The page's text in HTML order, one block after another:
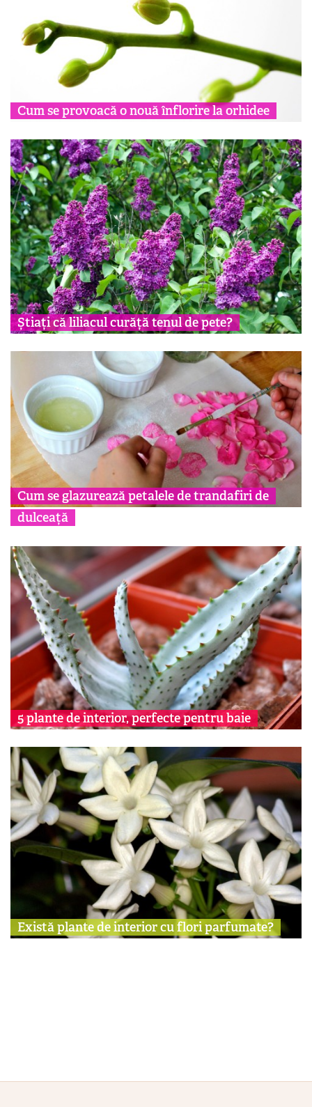
Cum se provoacă o nouă înflorire la orhidee
Știați că liliacul curăță tenul de pete?
Cum se glazurează petalele de trandafiri de
dulceață
5 plante de interior, perfecte pentru baie
Există plante de interior cu flori parfumate?